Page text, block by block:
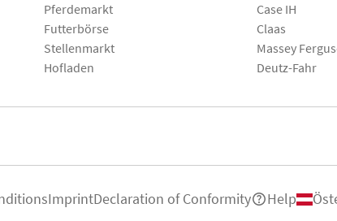
Pferdemarkt
Futterbörse
Stellenmarkt
Hofladen
Case IH
Claas
Massey
Deutz-Fahr
ImprintDeclaration of Conformity Help